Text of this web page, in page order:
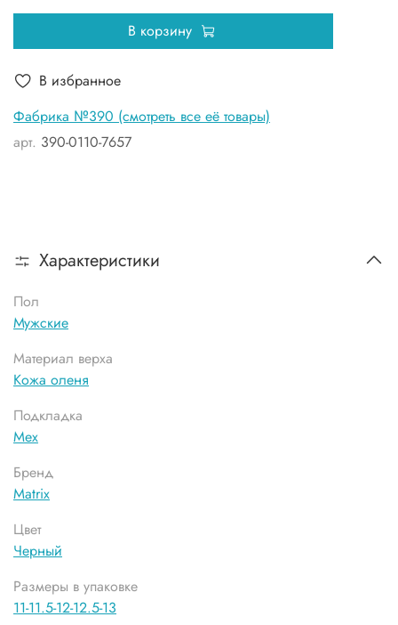
Фабрика №390 (смотреть все её товары)
арт. 390-0110-7657
В корзину
В избранное
Характеристики
Пол
Мужские
Материал верха
Кожа оленя
Подкладка
Мех
Бренд
Matrix
Цвет
Черный
Размеры в упаковке
11-11.5-12-12.5-13